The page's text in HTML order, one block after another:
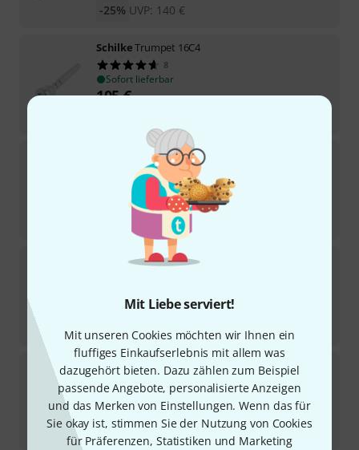
Mit Liebe serviert!
Mit unseren Cookies möchten wir Ihnen ein
fluffiges Einkaufserlebnis mit allem was
dazugehört bieten. Dazu zählen zum Beispiel
passende Angebote, personalisierte Anzeigen
und das Merken von Einstellungen. Wenn das für
Sie okay ist, stimmen Sie der Nutzung von Cookies
für Präferenzen, Statistiken und Marketing
UVP: 140 €
-25%
SchilkeTrumpet 16C4
8
Sofort lieferbar
105€
Trumpet 14C4
Sofort lieferbar
€
140 €
SchilkeTrombone 51D Small
€
UVP: 182
Schilke Cornet 14A4a
Sofort lieferbar
105€
€
-25%